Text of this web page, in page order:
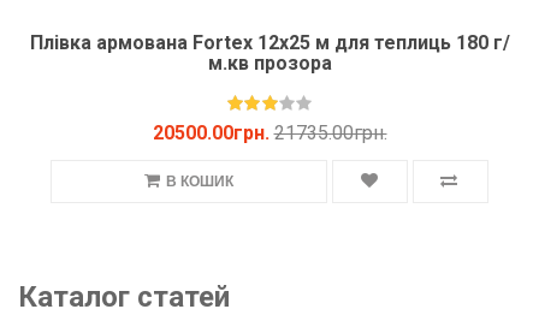
Плівка армована Fortex 12х25 м для теплиць 180 г/
м.кв прозора
20500.00грн. 21735.00грн.
В КОШИК
Каталог статей